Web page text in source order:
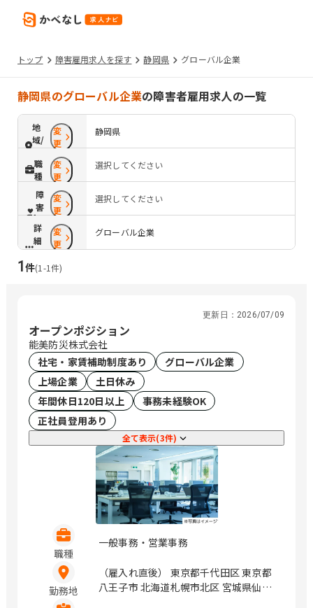
トップ 障害雇用求人を探す 静岡県 グローバル企業
静岡県のグローバル企業の障害者雇用求人の一覧
地
域/
路
線
変
更
静岡県
職
種
変
更
選択してください
障
害
配
慮
変
更
選択してください
詳
細
条
件
変
更
グローバル企業
1件(1 -1件)
更新日： 2026/07/09
オープンポジション
能美防災株式会社
社宅・家賃補助制度あり
グローバル企業
上場企業
土日休み
年間休日120日以上
事務未経験OK
正社員登用あり
全て表示(3件)
職種
一般事務・営業事務
勤務地
（雇入れ直後） 東京都千代田区 東京都
八王子市 北海道札幌市北区 宮城県仙台